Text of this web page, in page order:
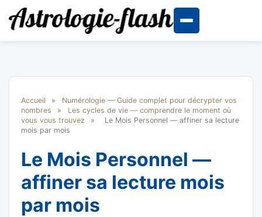
Accueil »
Numérologie — Guide complet pour décrypter vos
nombres
»
Les cycles de vie — comprendre le moment où
vous vous trouvez
»
Le Mois Personnel — affiner sa lecture
mois par mois
Le Mois Personnel —
affiner sa lecture mois
par mois